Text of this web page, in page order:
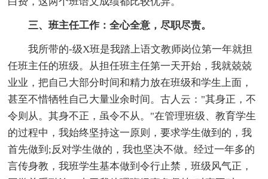
三、班主任工作：全心全意，尽职尽责。
我所带的-级X班是我踏上语文教师岗位第一年就担
任班主任的班级。从担任班主任第一天开始，我就兢兢
业业，把自己大部分时间和精力放在班级和学生上面，
甚至不惜牺牲自己大量业余时间。古人云："其身正，不
令则从。其身不正，虽令不从。"在管理班级、教育学生
的过程中，我始终坚持这一原则，要求学生做到的，我
首先做到;反对学生做的，我也坚决不做。经过一年多的
言传身教，我班学生基本做到令行止禁，班级风气正，